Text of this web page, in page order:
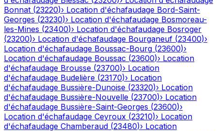
Bonnat (23220)› Location d'échafaudage Bord-Saint-
Georges (23230)› Location d'échafaudage Bosmoreau-
les-Mines (23400)› Location d'échafaudage Bosroger
(23200)› Location d'échafaudage Bourganeuf (23400)›
Location d'échafaudage Boussac-Bourg (23600)›
Location d'échafaudage Boussac (23600)› Location
d'échafaudage Brousse (23700)› Location
d'échafaudage Budelière (23170)› Location
d'échafaudage Bussière-Dunoise (23320)› Location
d'échafaudage Bussière-Nouvelle (23700)› Location
d'échafaudage Bussière-Saint-Georges (23600)›
Location d'échafaudage Ceyroux (23210)› Location
d'échafaudage Chamberaud (23480)› Location